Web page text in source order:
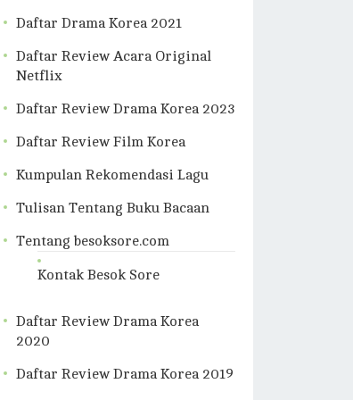
Daftar Drama Korea 2021
Daftar Review Acara Original
Netflix
Daftar Review Drama Korea 2023
Daftar Review Film Korea
Kumpulan Rekomendasi Lagu
Tulisan Tentang Buku Bacaan
Tentang besoksore.com
Kontak Besok Sore
Daftar Review Drama Korea
2020
Daftar Review Drama Korea 2019